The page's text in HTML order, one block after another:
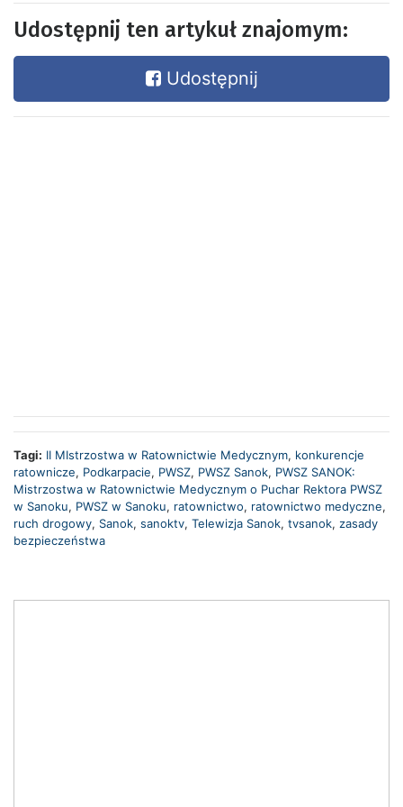
Udostępnij ten artykuł znajomym:
Udostępnij
Tagi: II MIstrzostwa w Ratownictwie Medycznym, konkurencje
ratownicze, Podkarpacie, PWSZ, PWSZ Sanok, PWSZ SANOK:
Mistrzostwa w Ratownictwie Medycznym o Puchar Rektora PWSZ
w Sanoku, PWSZ w Sanoku, ratownictwo, ratownictwo medyczne,
ruch drogowy, Sanok, sanoktv, Telewizja Sanok, tvsanok, zasady
bezpieczeństwa